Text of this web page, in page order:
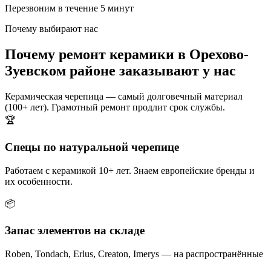
Перезвоним в течение 5 минут
Почему выбирают нас
Почему ремонт керамики в Орехово-
Зуевском районе заказывают у нас
Керамическая черепица — самый долговечный материал
(100+ лет). Грамотный ремонт продлит срок службы.
🏆
Спецы по натуральной черепице
Работаем с керамикой 10+ лет. Знаем европейские бренды и
их особенности.
📦
Запас элементов на складе
Roben, Tondach, Erlus, Creaton, Imerys — на распространённые